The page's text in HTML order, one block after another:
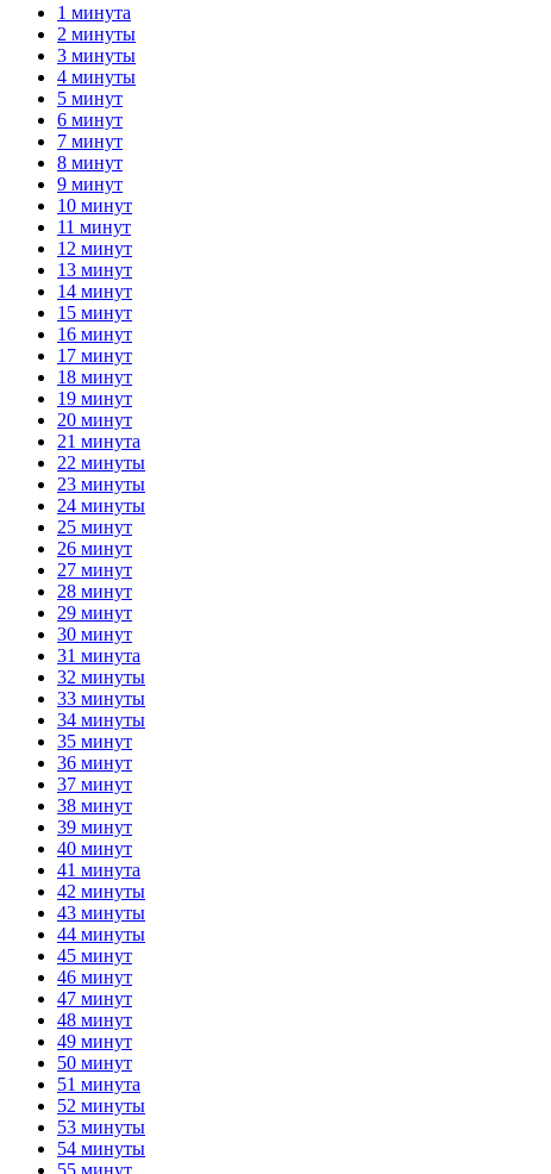
1 минута
2 минуты
3 минуты
4 минуты
5 минут
6 минут
7 минут
8 минут
9 минут
10 минут
11 минут
12 минут
13 минут
14 минут
15 минут
16 минут
17 минут
18 минут
19 минут
20 минут
21 минута
22 минуты
23 минуты
24 минуты
25 минут
26 минут
27 минут
28 минут
29 минут
30 минут
31 минута
32 минуты
33 минуты
34 минуты
35 минут
36 минут
37 минут
38 минут
39 минут
40 минут
41 минута
42 минуты
43 минуты
44 минуты
45 минут
46 минут
47 минут
48 минут
49 минут
50 минут
51 минута
52 минуты
53 минуты
54 минуты
55 минут